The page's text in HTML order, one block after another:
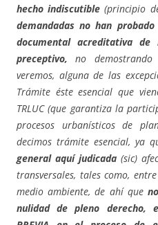
hecho indiscutible (principio
demandadas no han
documental acreditativa
preceptivo, no demostrando
veremos, alguna de las
Trámite éste esencial que
TRLUC (que garantiza la
procesos urbanísticos de
decimos trámite esencial, ya
general aquí judicada (sic)
transversales, tales como,
medio ambiente, de ahí que
nulidad de pleno derecho,